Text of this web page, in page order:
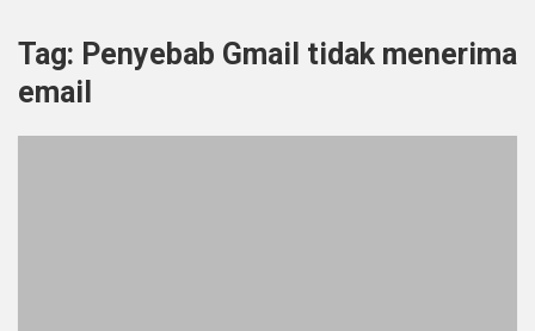
Tag: Penyebab Gmail tidak menerima
email